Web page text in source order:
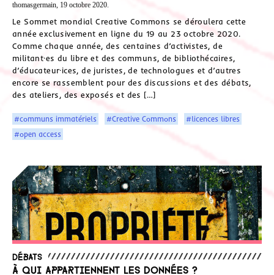
thomasgermain, 19 octobre 2020.
Le Sommet mondial Creative Commons se déroulera cette
année exclusivement en ligne du 19 au 23 octobre 2020.
Comme chaque année, des centaines d’activistes, de
militant·es du libre et des communs, de bibliothécaires,
d’éducateur·ices, de juristes, de technologues et d’autres
encore se rassemblent pour des discussions et des débats,
des ateliers, des exposés et des […]
#communs immatériels #Creative Commons
#licences libres
#open access
Débats
À qui appartiennent les données ?